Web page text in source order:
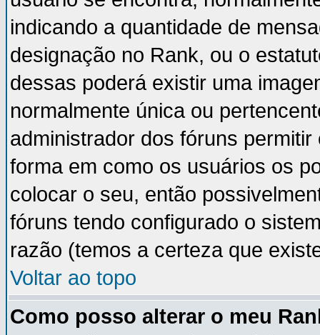
indicando a quantidade de
designação no Rank, ou o
dessas poderá existir uma
normalmente única ou
administrador dos fóruns
forma em como os usuários os
colocar o seu, então
fóruns tendo configurado o
razão (temos a certeza que
Voltar ao topo
Como posso alterar o meu